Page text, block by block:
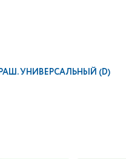
УНИВЕРСАЛЬНЫЙ (D)